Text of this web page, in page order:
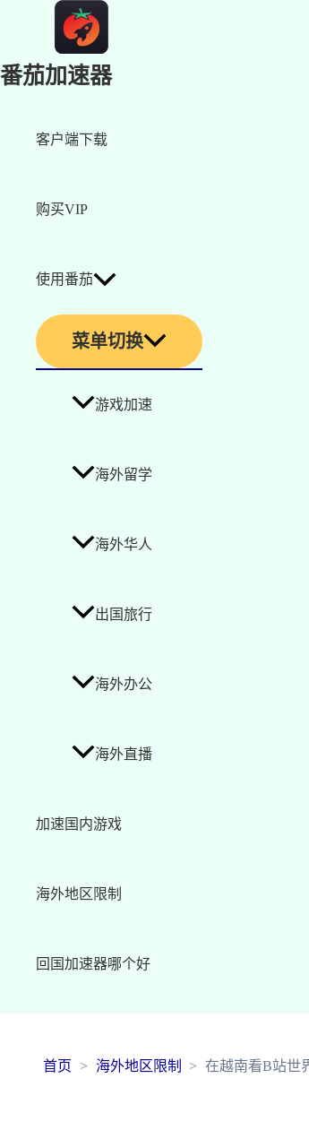
番茄加速器
客户端下载
购买VIP
使用番茄
菜单切换
游戏加速
海外留学
海外华人
出国旅行
海外办公
海外直播
加速国内游戏
海外地区限制
回国加速器哪个好
首页 海外地区限制 在越南看B站世